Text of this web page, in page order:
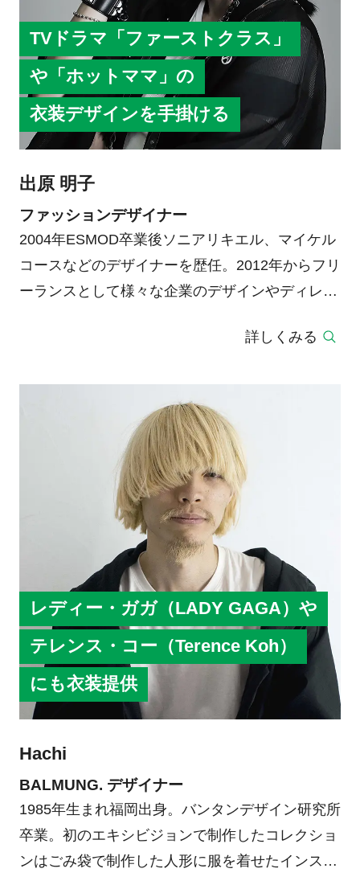
TVドラマ「ファーストクラス」
や「ホットママ」の
衣装デザインを手掛ける
出原 明子
ファッションデザイナー
2004年ESMOD卒業後ソニアリキエル、マイケル
コースなどのデザイナーを歴任。2012年からフリ
ーランスとして様々な企業のデザインやディレク
「FIRSTCLASS」「UNDERWEAR」詳しくみる
レディー・ガガ（LADY GAGA）や
テレンス・コー（Terence Koh）
にも衣装提供
Hachi
BALMUNG. デザイナー
1985年生まれ福岡出身。バンタンデザイン研究所
卒業。初のエキシビジョンで制作したコレクショ
ンはごみ袋で制作した人形に服を着せたインスタ